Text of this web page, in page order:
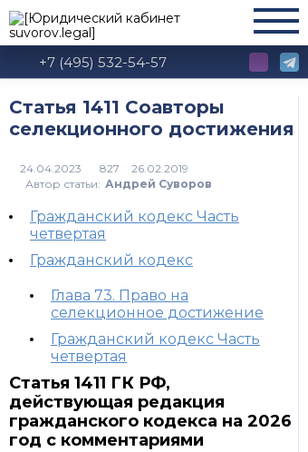
+7 (495) 532-54-57
Статья 1411 Соавторы
селекционного достижения
827
Автор статьи: Андрей Суворов
Гражданский кодекс Часть
четвертая
Гражданский кодекс
Глава 73. Право на
селекционное достижение
Гражданский кодекс Часть
четвертая
Статья 1411 ГК РФ,
действующая редакция
гражданского кодекса на 2026
год с комментариями